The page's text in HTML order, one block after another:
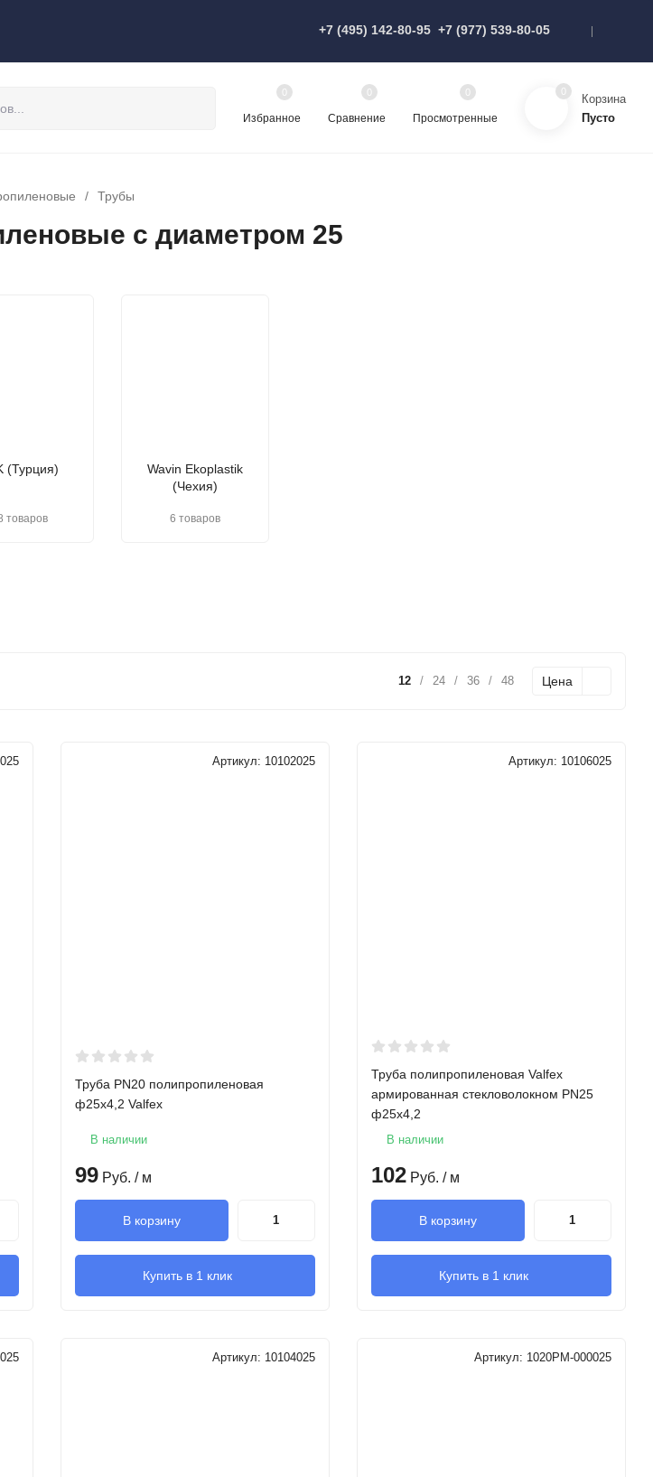
+7 (495) 142-80-95 +7 (977) 539-80-05
Избранное
0
Сравнение
0
Просмотренные
0 0
Корзина
Пусто
/ Трубы
с диаметром 25
(Турция)
товаров
Wavin Ekoplastik
(Чехия)
6 товаров
12 / 24 / 36 / 48 Цена
Артикул: 10102025
Труба PN20 полипропиленовая
ф25х4,2 Valfex
В наличии
99 Руб. / м
В корзину
Купить в 1 клик
Артикул: 10106025
Труба полипропиленовая Valfex
армированная стекловолокном PN25
ф25х4,2
В наличии
102 Руб. / м
В корзину
Купить в 1 клик
Артикул: 10104025 Артикул: 1020PM-000025